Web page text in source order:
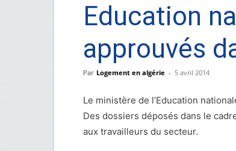
Education
approuvés
Par Logement en algérie - 5 avril 2014
Le ministère de l’Education
Des dossiers déposés dans le
aux travailleurs du secteur.